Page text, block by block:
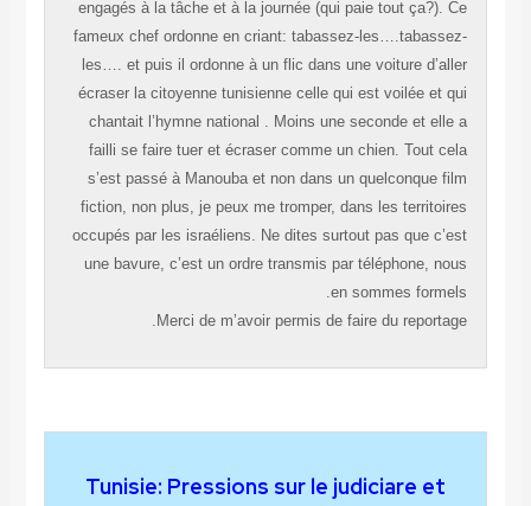
engagés à la tâche et à la journée (qui paie tout ça?). Ce
fameux chef ordonne en criant: tabassez-les….tabassez-
les…. et puis il ordonne à un flic dans une voiture d’aller
écraser la citoyenne tunisienne celle qui est voilée et qui
chantait l’hymne national . Moins une seconde et elle a
failli se faire tuer et écraser comme un chien. Tout cela
s’est passé à Manouba et non dans un quelconque film
fiction, non plus, je peux me tromper, dans les territoires
occupés par les israéliens. Ne dites surtout pas que c’est
une bavure, c’est un ordre transmis par téléphone, nous
en sommes formels.
Merci de m’avoir permis de faire du reportage.
Tunisie: Pressions sur le judiciare et